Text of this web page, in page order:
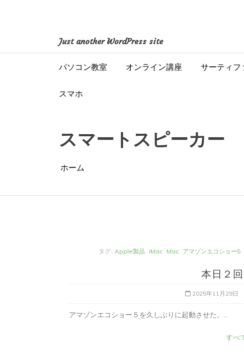
Just another WordPress site
パソコン教室 オンライン講座 サーティフ
スマホ
スマートスピーカー
ホーム
タグ: Apple製品 iMac Mac アマゾンエコショー5
本日２
2025年11月29日
アマゾンエコショー５を久しぶりに起動させた。...
すべ